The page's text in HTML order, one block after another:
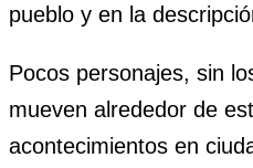
pueblo y en la
Pocos personajes, sin
mueven alrededor de
acontecimientos en